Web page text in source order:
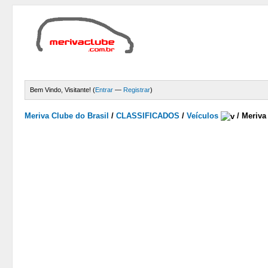
Bem Vindo, Visitante! (Entrar — Registrar)
Meriva Clube do Brasil /CLASSIFICADOS /Veículos / Meriva